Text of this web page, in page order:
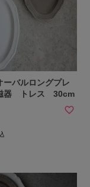
バルロングプレ
器 トレス 30cm